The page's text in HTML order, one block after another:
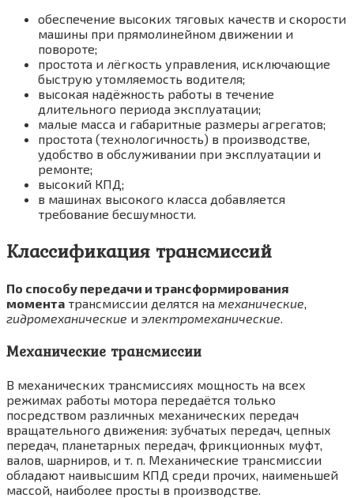
обеспечение высоких тяговых качеств и скорости
машины при прямолинейном движении и
повороте;
простота и лёгкость управления, исключающие
быструю утомляемость водителя;
высокая надёжность работы в течение
длительного периода эксплуатации;
малые масса и габаритные размеры агрегатов;
простота (технологичность) в производстве,
удобство в обслуживании при эксплуатации и
ремонте;
высокий КПД;
в машинах высокого класса добавляется
требование бесшумности.
Классификация трансмиссий
По способу передачи и трансформирования
момента трансмиссии делятся на механические,
гидромеханические и электромеханические.
Механические трансмиссии
В механических трансмиссиях мощность на всех
режимах работы мотора передаётся только
посредством различных механических передач
вращательного движения: зубчатых передач, цепных
передач, планетарных передач, фрикционных муфт,
валов, шарниров, и т. п. Механические трансмиссии
обладают наивысшим КПД среди прочих, наименьшей
массой, наиболее просты в производстве.